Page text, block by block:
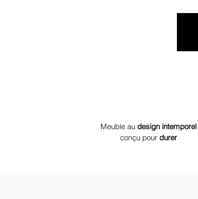
Meuble au design intemporel
conçu pour durer